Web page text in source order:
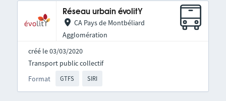
Réseau urbain évolitY
CA Pays de Montbéliard
Agglomération
créé le 03/03/2020
Format GTFS SIRI
Transport public collectif